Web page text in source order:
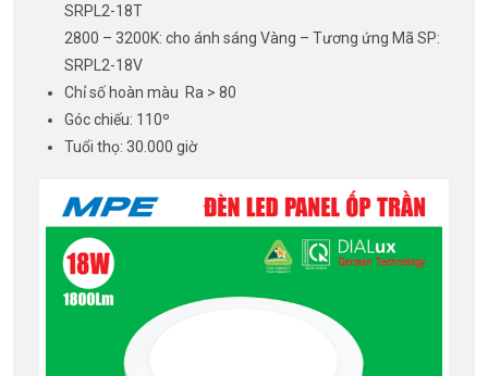
SRPL2-18T
2800 – 3200K: cho ánh sáng Vàng – Tương ứng Mã SP:
SRPL2-18V
Chỉ số hoàn màu Ra > 80
Góc chiếu: 110º
Tuổi thọ: 30.000 giờ